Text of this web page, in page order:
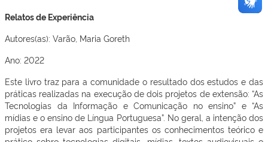
Relatos de Experiência
Autores(as): Varão, Maria Goreth
Ano: 2022
Este livro traz para a comunidade o resultado dos estudos e das
práticas realizadas na execução de dois projetos de extensão: “As
Tecnologias da Informação e Comunicação no ensino” e “As
mídias e o ensino de Língua Portuguesa”. No geral, a intenção dos
projetos era levar aos participantes os conhecimentos teórico e